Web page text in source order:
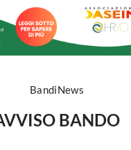
BandiNews
BANDO